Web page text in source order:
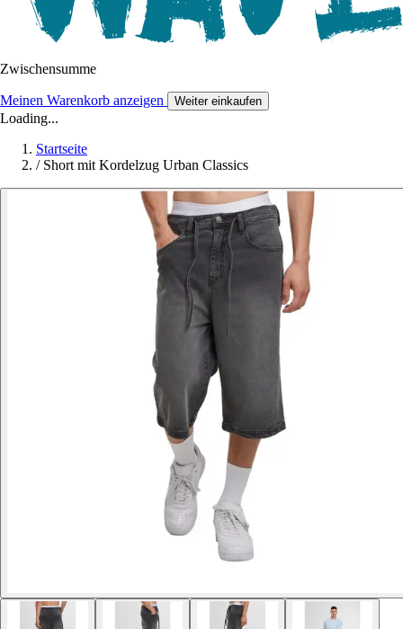
Zwischensumme
Meinen Warenkorb anzeigen Weiter einkaufen
Loading...
Startseite
/ Short mit Kordelzug Urban Classics